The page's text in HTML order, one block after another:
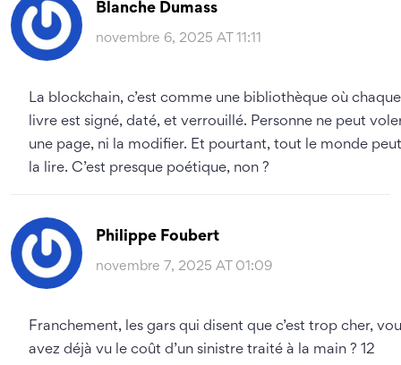
Blanche Dumass
novembre 6, 2025 AT 11:11
La blockchain, c’est comme une bibliothèque où chaque
livre est signé, daté, et verrouillé. Personne ne peut
une page, ni la modifier. Et pourtant, tout le monde peut
la lire. C’est presque poétique, non ?
Philippe Foubert
novembre 7, 2025 AT 01:09
Franchement, les gars qui disent que c’est trop cher,
avez déjà vu le coût d’un sinistre traité à la main ? 12